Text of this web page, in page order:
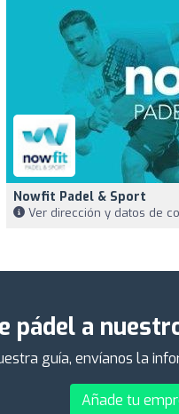
Nowfit Padel & Sport
Ver dirección y datos de
pádel a
guía, envíanos la
Añade tu